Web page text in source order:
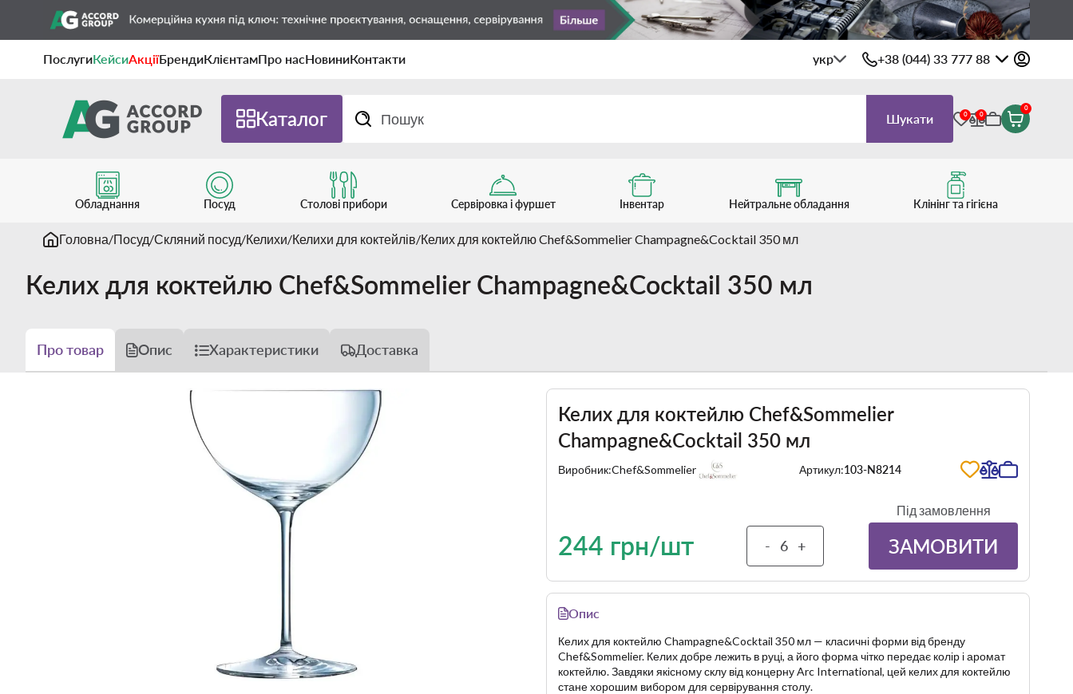
ПослугиКейсиАкціїБрендиКлієнтамПро насНовиниКонтакти укр +38 (044) 33 777 88
Каталог Шукати 0 0
0
Обладнання Посуд Столові прибори Сервіровка і фуршет Інвентар Нейтральне обладання Клінінг та гігієна
Головна Посуд Скляний посуд Келихи Келихи для коктейлів Келих для коктейлю Chef&Sommelier Champagne&Cocktail 350 мл
Келих для коктейлю Chef&Sommelier Champagne&Cocktail 350 мл
Про товар Опис Характеристики Доставка
Келих для коктейлю Chef&Sommelier
Champagne&Cocktail 350 мл
Виробник:Chef&Sommelier Артикул:103-N8214
244 грн/шт - +
Під замовлення
ЗАМОВИТИ
Опис
Келих для коктейлю Champagne&Cocktail 350 мл — класичні форми від бренду
Chef&Sommelier. Келих добре лежить в руці, а його форма чітко передає колір і аромат
коктейлю. Завдяки якісному склу від концерну Arc International, цей келих для коктейлю
стане хорошим вибором для сервірування столу.